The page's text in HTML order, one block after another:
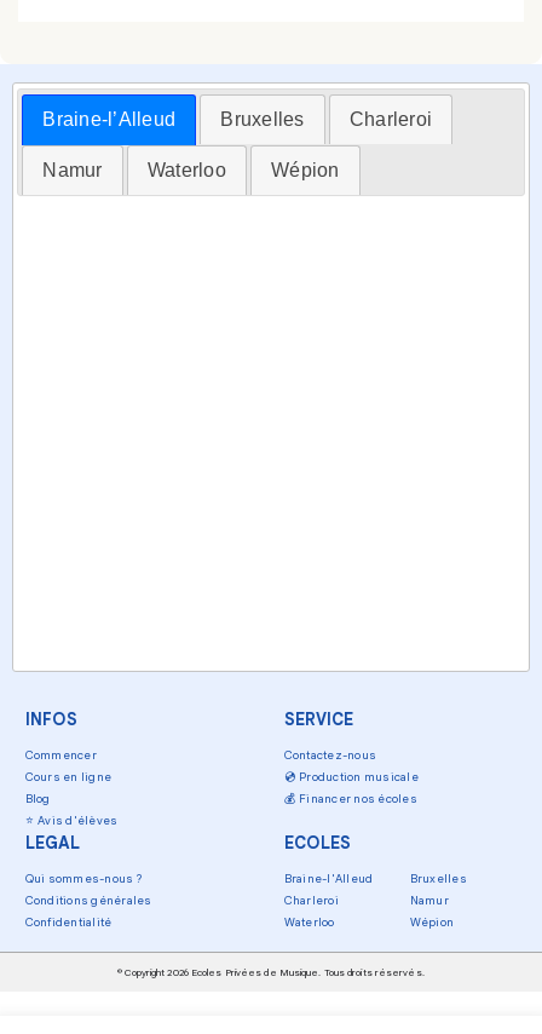
Braine-l’Alleud Bruxelles Charleroi
Namur Waterloo Wépion
INFOS
Commencer
Cours en ligne
Blog
⭐ Avis d'élèves
SERVICE
Contactez-nous
💿 Production musicale
💰 Financer nos écoles
LEGAL
Qui sommes-nous ?
Conditions générales
Confidentialité
ECOLES
Braine-l'Alleud
Bruxelles
Charleroi
Namur
Waterloo
Wépion
© Copyright 2026 Ecoles Privées de Musique. Tous droits réservés.